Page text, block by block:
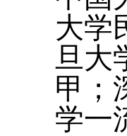
大学
旦大
甲；
学一